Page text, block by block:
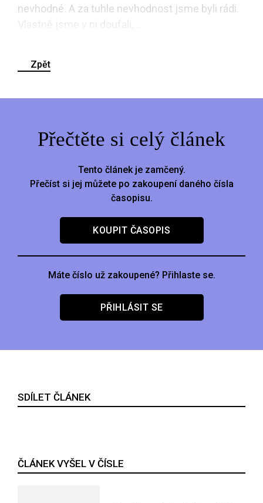
nevhodné. A za tuhle nevhodnost jsme byli rádi.
Zpět
Přečtěte si celý článek
Tento článek je zamčený.
Přečíst si jej můžete po zakoupení daného čísla
časopisu.
KOUPIT ČASOPIS
Máte číslo už zakoupené? Přihlaste se.
PŘIHLÁSIT SE
SDÍLET ČLÁNEK
ČLÁNEK VYŠEL V ČÍSLE